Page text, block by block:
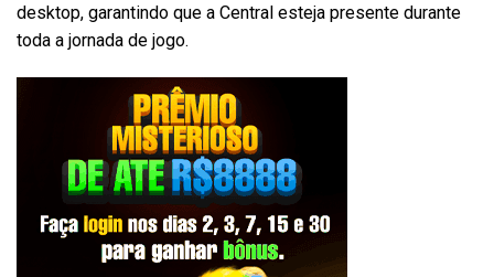
desktop, garantindo que a Central esteja presente durante
toda a jornada de jogo.